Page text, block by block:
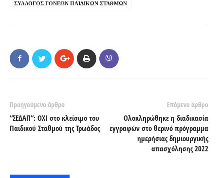
ΣΥΛΛΟΓΟΣ ΓΟΝΕΩΝ ΠΑΙΔΙΚΩΝ ΣΤΑΘΜΩΝ
Προηγούμενο άρθρο
“ΣΕΔΑΠ”: ΟΧΙ στο κλείσιμο του
Παιδικού Σταθμού της Τρωάδος
Επόμενο άρθρο
Ολοκληρώθηκε η διαδικασία
εγγραφών στο θερινό πρόγραμμα
ημερήσιας δημιουργικής
απασχόλησης 2022